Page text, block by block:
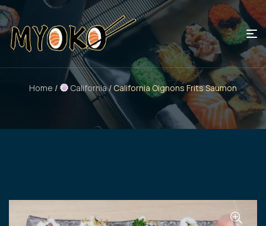
Home / California/ California Oignons Frits Saumon